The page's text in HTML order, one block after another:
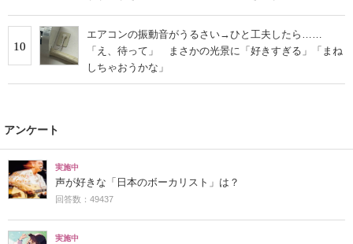
10
エアコンの振動音がうるさい→ひと工夫したら……
「え、待って」 まさかの光景に「好きすぎる」「まね
しちゃおうかな」
アンケート
実施中
声が好きな「日本のボーカリスト」は？
回答数：49437
実施中